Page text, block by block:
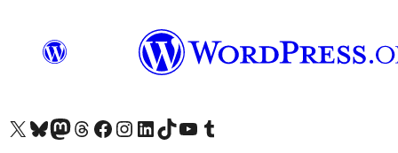
Visit our X (formerly Twitter) account
Visit our Bluesky account
Επισκεφθείτε τον λογαριασμό μας στο Mastodon
Visit our Threads account
Επισκεφτείτε τη σελίδα μας στο Facebook
Επισκεφθείτε τον λογαριασμό μας Instagram
Επισκεφθείτε τον λογαριασμό μας LinkedIn
Visit our TikTok account
Visit our YouTube channel
Visit our Tumblr account